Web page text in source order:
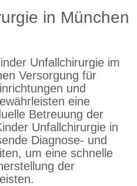
in München
Unfallchirurgie im
Versorgung für
und
eine
Betreuung der
Unfallchirurgie in
Diagnose- und
um eine schnelle
der